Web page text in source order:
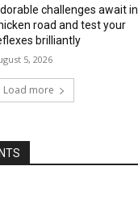
challenges await in
road and test your
brilliantly
5, 2026
Load more